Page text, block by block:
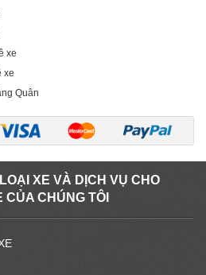
xe
xe
Quân
XE VÀ DỊCH VỤ CHO
CỦA CHÚNG TÔI